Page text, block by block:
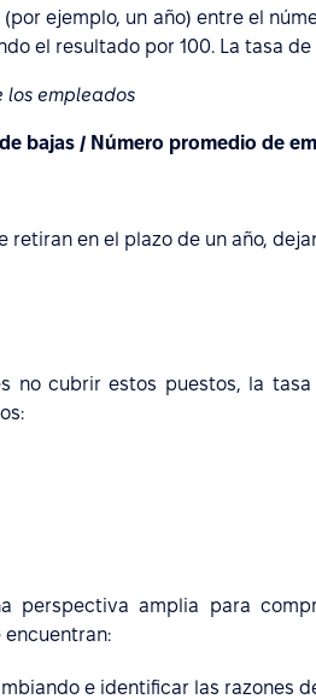
ejemplo, un año) entre el
el resultado por 100. La tasa
los empleados
bajas / Número promedio de
retiran en el plazo de un año,
no cubrir estos puestos, la
perspectiva amplia para
e identificar las razones